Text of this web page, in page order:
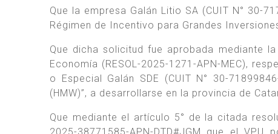
Que la empresa Galán Litio SA (CUIT N° 30-
Régimen de Incentivo para Grandes
Que dicha solicitud fue aprobada mediante
Economía (RESOL-2025-1271-APN-MEC),
o Especial Galán SDE (CUIT N° 30-
(HMW)”, a desarrollarse en la provincia de
Que mediante el artículo 5° de la citada